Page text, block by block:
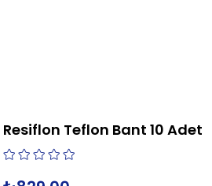
Resiflon Teflon Bant 10 Adet